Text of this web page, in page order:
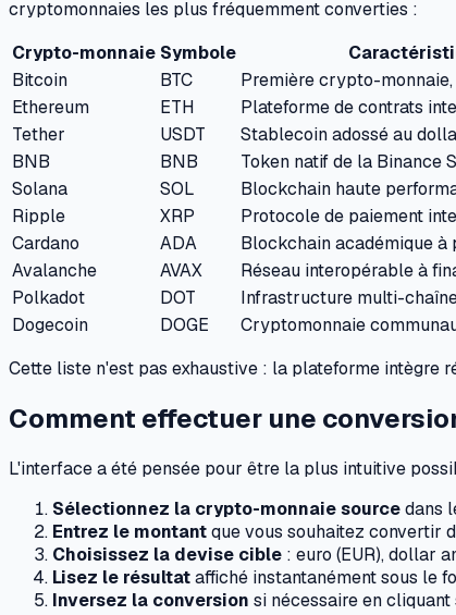
cryptomonnaies les plus fréquemment converties :
Crypto-monnaie Symbole
Bitcoin
BTC
Première crypto-
Ethereum
ETH
Plateforme de contrats
Tether
USDT
Stablecoin adossé au
BNB
BNB
Token natif de la Binance
Solana
SOL
Blockchain haute
Ripple
XRP
Protocole de paiement
Cardano
ADA
Blockchain académique à
Avalanche
AVAX
Réseau interopérable à
Polkadot
DOT
Infrastructure multi-
Dogecoin
DOGE
Cryptomonnaie
Cette liste n'est pas exhaustive : la plateforme intègre
Comment effectuer une
L'interface a été pensée pour être la plus intuitive
Sélectionnez la crypto-monnaie sourcedans
Entrez le montantque vous souhaitez convertir
Choisissez la devise cible : euro (EUR), dollar
Lisez le résultataffiché instantanément sous le
Inversez la conversion si nécessaire en